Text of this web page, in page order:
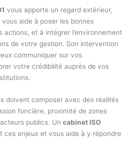
vous apporte un regard extérieur,
aide à poser les bonnes
actions, et à intégrer l’environnement
de votre gestion. Son intervention
communiquer sur vos
votre crédibilité auprès de vos
doivent composer avec des réalités
foncière, proximité de zones
publics. Uncabinet ISO
ces enjeux et vous aide à y répondre